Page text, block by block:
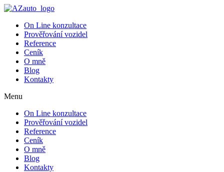
On Line konzultace
Prověřování vozidel
Reference
Ceník
O mně
Blog
Kontakty
Menu
On Line konzultace
Prověřování vozidel
Reference
Ceník
O mně
Blog
Kontakty